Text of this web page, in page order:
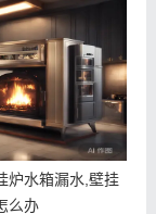
炉水箱漏水,壁挂
么办